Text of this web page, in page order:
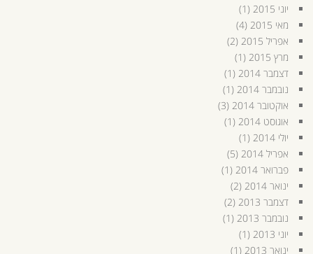
יוני 2015
(1)
מאי 2015
(4)
אפריל 2015
(2)
מרץ 2015
(1)
דצמבר 2014
(1)
נובמבר 2014
(1)
אוקטובר 2014
(3)
אוגוסט 2014
(1)
יולי 2014
(1)
אפריל 2014
(5)
פברואר 2014
(1)
ינואר 2014
(2)
דצמבר 2013
(2)
נובמבר 2013
(1)
יוני 2013
(1)
ינואר 2013
(1)